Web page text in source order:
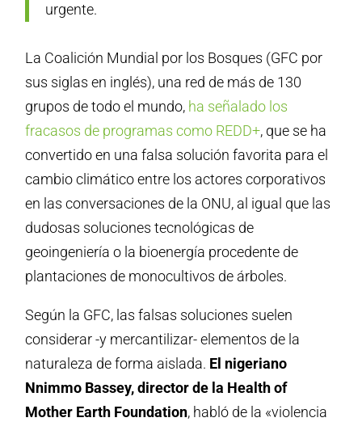
urgente.
La Coalición Mundial por los Bosques (GFC por
sus siglas en inglés), una red de más de 130
grupos de todo el mundo, ha señalado los
fracasos de programas como REDD+, que se ha
convertido en una falsa solución favorita para el
cambio climático entre los actores corporativos
en las conversaciones de la ONU, al igual que las
dudosas soluciones tecnológicas de
geoingeniería o la bioenergía procedente de
plantaciones de monocultivos de árboles.
Según la GFC, las falsas soluciones suelen
considerar -y mercantilizar- elementos de la
naturaleza de forma aislada. El nigeriano
Nnimmo Bassey, director de la Health of
Mother Earth Foundation, habló de la «violencia